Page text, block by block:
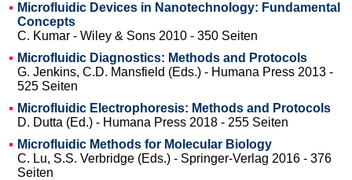
Microfluidic Devices in Nanotechnology: Fundamental
Concepts
C. Kumar - Wiley & Sons 2010 - 350 Seiten
Microfluidic Diagnostics: Methods and Protocols
G. Jenkins, C.D. Mansfield (Eds.) - Humana Press 2013 -
525 Seiten
Microfluidic Electrophoresis: Methods and Protocols
D. Dutta (Ed.) - Humana Press 2018 - 255 Seiten
Microfluidic Methods for Molecular Biology
C. Lu, S.S. Verbridge (Eds.) - Springer-Verlag 2016 - 376
Seiten